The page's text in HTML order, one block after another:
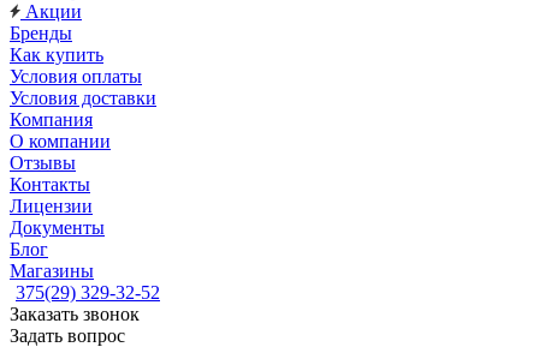
Акции
Бренды
Как купить
Условия оплаты
Условия доставки
Компания
О компании
Отзывы
Контакты
Лицензии
Документы
Блог
Магазины
375(29) 329-32-52
Заказать звонок
Задать вопрос